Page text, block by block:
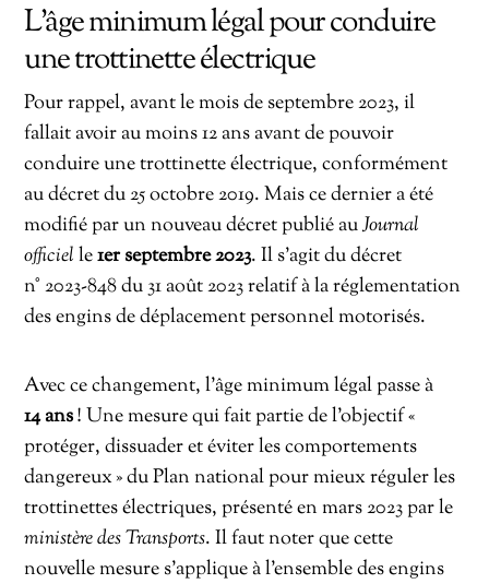
L’âge minimum légal pour conduire
une trottinette électrique
Pour rappel, avant le mois de septembre 2023, il
fallait avoir au moins 12 ans avant de pouvoir
conduire une trottinette électrique, conformément
au décret du 25 octobre 2019. Mais ce dernier a été
modifié par un nouveau décret publié auJournal
officiel le1er septembre 2023. Il s’agit du décret
n° 2023-848 du 31 août 2023 relatif à la réglementation
des engins de déplacement personnel motorisés.
Avec ce changement, l’âge minimum légal passe à
14 ans! Une mesure qui fait partie de l’objectif «
protéger, dissuader et éviter les comportements
dangereux » du Plan national pour mieux réguler les
trottinettes électriques, présenté en mars 2023 par le
ministère des Transports. Il faut noter que cette
nouvelle mesure s’applique à l’ensemble des engins